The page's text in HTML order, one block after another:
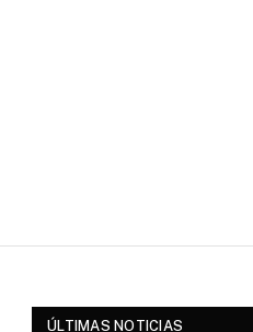
ÚLTIMAS NOTICIAS